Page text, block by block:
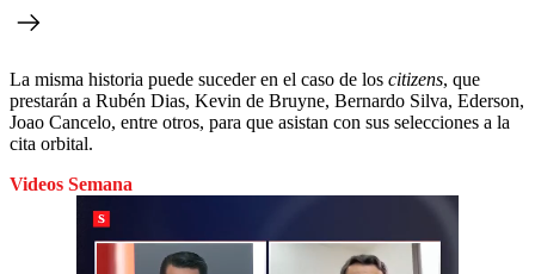
La misma historia puede suceder en el caso de los citizens, que
prestarán a Rubén Dias, Kevin de Bruyne, Bernardo Silva, Ederson,
Joao Cancelo, entre otros, para que asistan con sus selecciones a la
cita orbital.
Videos Semana